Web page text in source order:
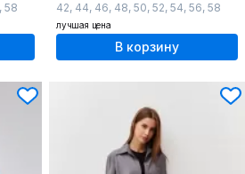
, 58 42, 44, 46, 48, 50, 52, 54, 56, 58
лучшая цена
В корзину